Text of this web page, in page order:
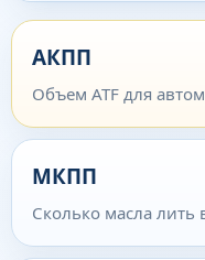
АКПП
Объем ATF для
МКПП
Сколько масла лить